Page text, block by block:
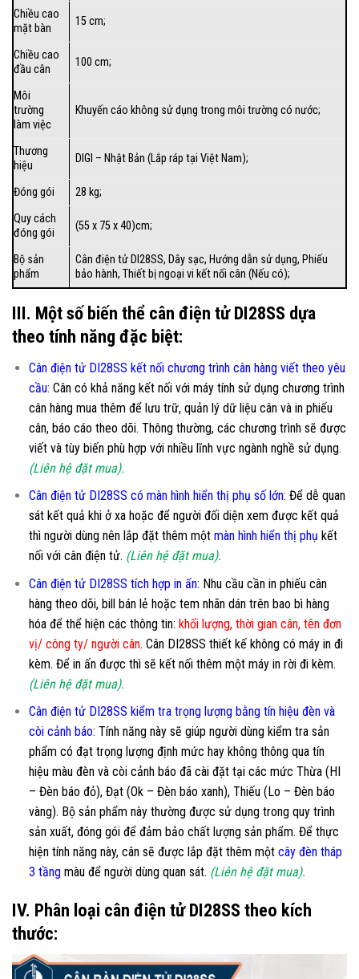
Chiều cao
mặt bàn
15 cm;
Chiều cao
đầu cân
100 cm;
Môi
trường
làm việc
Khuyến cáo không sử dụng trong môi trường có nước;
Thương
hiệu
DIGI – Nhật Bản (Lắp ráp tại Việt Nam);
Đóng gói
28 kg;
Quy cách
đóng gói
(55 x 75 x 40)cm;
Bộ sản
phẩm
Cân điện tử DI28SS, Dây sạc, Hướng dẫn sử dụng, Phiếu
bảo hành, Thiết bị ngoại vi kết nối cân (Nếu có);
III. Một số biến thể cân điện tử DI28SS dựa
theo tính năng đặc biệt:
Cân điện tử DI28SS kết nối chương trình cân hàng viết theo yêu
cầu: Cân có khả năng kết nối với máy tính sử dụng chương trình
cân hàng mua thêm để lưu trữ, quản lý dữ liệu cân và in phiếu
cân, báo cáo theo dõi. Thông thường, các chương trình sẽ được
viết và tùy biến phù hợp với nhiều lĩnh vực ngành nghề sử dụng.
(Liên hệ đặt mua).
Cân điện tử DI28SS có màn hình hiển thị phụ số lớn: Để dễ quan
sát kết quả khi ở xa hoặc để người đối diện xem được kết quả
thì người dùng nên lắp đặt thêm một màn hình hiển thị phụ kết
nối với cân điện tử. (Liên hệ đặt mua).
Cân điện tử DI28SS tích hợp in ấn: Nhu cầu cần in phiếu cân
hàng theo dõi, bill bán lẻ hoặc tem nhãn dán trên bao bì hàng
hóa để thể hiện các thông tin: khối lượng, thời gian cân, tên đơn
vị/ công ty/ người cân. Cân DI28SS thiết kế không có máy in đi
kèm. Để in ấn được thì sẽ kết nối thêm một máy in rời đi kèm.
(Liên hệ đặt mua).
Cân điện tử DI28SS kiểm tra trọng lượng bằng tín hiệu đèn và
còi cảnh báo: Tính năng này sẽ giúp người dùng kiểm tra sản
phẩm có đạt trọng lượng định mức hay không thông qua tín
hiệu màu đèn và còi cảnh báo đã cài đặt tại các mức Thừa (HI
– Đèn báo đỏ), Đạt (Ok – Đèn báo xanh), Thiếu (Lo – Đèn báo
vàng). Bộ sản phẩm này thường được sử dụng trong quy trình
sản xuất, đóng gói để đảm bảo chất lượng sản phẩm. Để thực
hiện tính năng này, cân sẽ được lắp đặt thêm một cây đèn tháp
3 tầngmàu để người dùng quan sát. (Liên hệ đặt mua).
IV. Phân loại cân điện tử DI28SS theo kích
thước: